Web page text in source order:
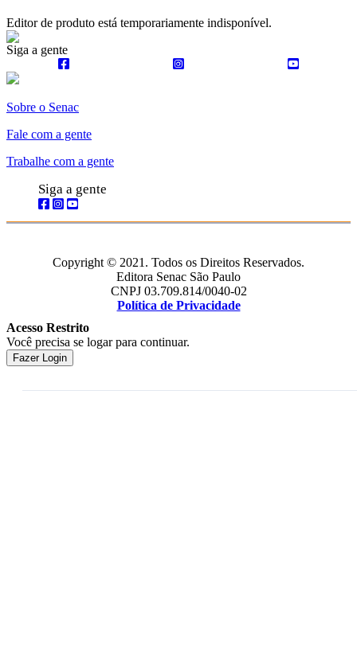
Editor de produto está temporariamente indisponível.
Siga a gente
Sobre o Senac
Fale com a gente
Trabalhe com a gente
Siga a gente
Copyright © 2021. Todos os Direitos Reservados.
Editora Senac São Paulo
CNPJ 03.709.814/0040-02
Política de Privacidade
Acesso Restrito
Você precisa se logar para continuar.
Fazer Login